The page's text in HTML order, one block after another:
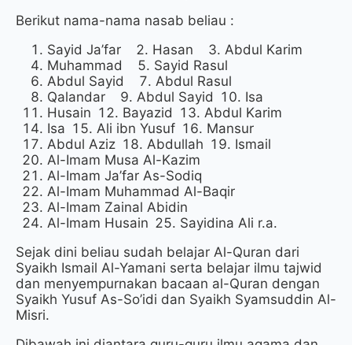
Berikut nama-nama nasab beliau :
Sayid Ja’far
Hasan
Abdul Karim
Muhammad
Sayid Rasul
Abdul Sayid
Abdul Rasul
Qalandar
Abdul Sayid
Isa
Husain
Bayazid
Abdul Karim
Isa
Ali ibn Yusuf
Mansur
Abdul Aziz
Abdullah
Ismail
Al-Imam Musa Al-Kazim
Al-Imam Ja’far As-Sodiq
Al-Imam Muhammad Al-Baqir
Al-Imam Zainal Abidin
Al-Imam Husain
Sayidina Ali r.a.
Sejak dini beliau sudah belajar Al-Quran dari
Syaikh Ismail Al-Yamani serta belajar ilmu tajwid
dan menyempurnakan bacaan al-Quran dengan
Syaikh Yusuf As-So’idi dan Syaikh Syamsuddin Al-
Misri.